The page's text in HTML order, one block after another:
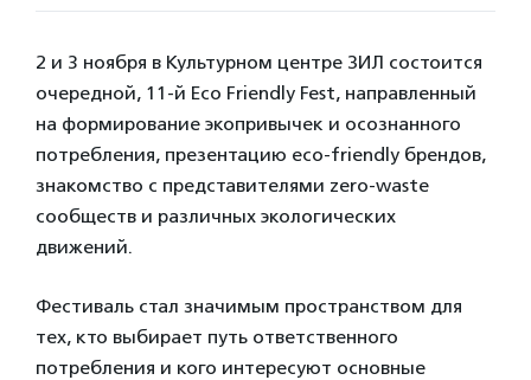
2 и 3 ноября в Культурном центре ЗИЛ состоится
очередной, 11-й Eco Friendly Fest, направленный
на формирование экопривычек и осознанного
потребления, презентацию eco-friendly брендов,
знакомство с представителями zero-waste
сообществ и различных экологических
движений.
Фестиваль стал значимым пространством для
тех, кто выбирает путь ответственного
потребления и кого интересуют основные